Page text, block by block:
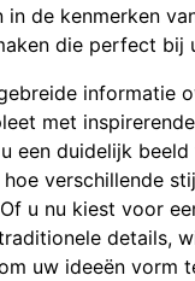
de kenmerken
die perfect bij
informatie
met
een duidelijk beeld
verschillende
u nu kiest voor
details,
uw ideeën vorm